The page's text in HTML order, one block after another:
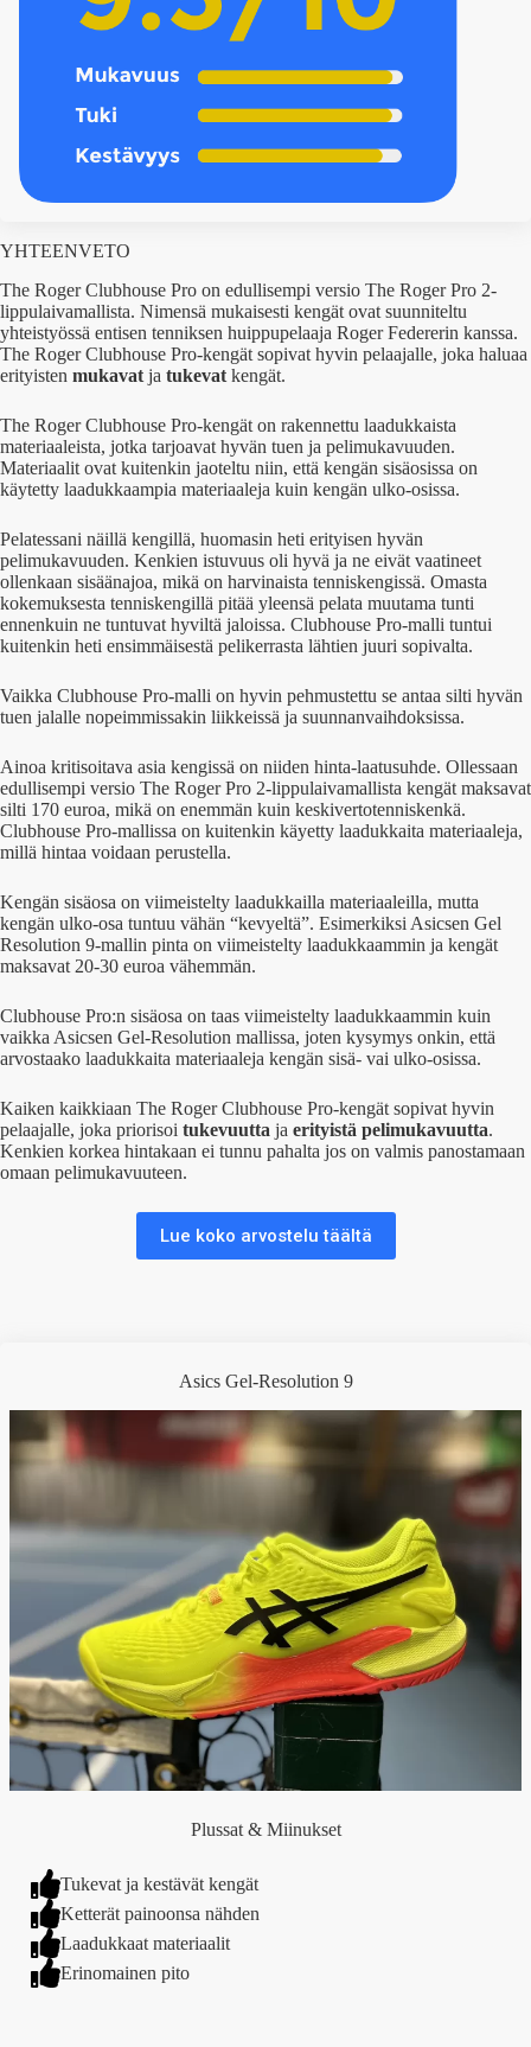
YHTEENVETO
The Roger Clubhouse Pro on edullisempi versio The Roger Pro 2-
lippulaivamallista. Nimensä mukaisesti kengät ovat suunniteltu
yhteistyössä entisen tenniksen huippupelaaja Roger Federerin kanssa.
The Roger Clubhouse Pro-kengät sopivat hyvin pelaajalle, joka haluaa
erityisten mukavat ja tukevat kengät.
The Roger Clubhouse Pro-kengät on rakennettu laadukkaista
materiaaleista, jotka tarjoavat hyvän tuen ja pelimukavuuden.
Materiaalit ovat kuitenkin jaoteltu niin, että kengän sisäosissa on
käytetty laadukkaampia materiaaleja kuin kengän ulko-osissa.
Pelatessani näillä kengillä, huomasin heti erityisen hyvän
pelimukavuuden. Kenkien istuvuus oli hyvä ja ne eivät vaatineet
ollenkaan sisäänajoa, mikä on harvinaista tenniskengissä. Omasta
kokemuksesta tenniskengillä pitää yleensä pelata muutama tunti
ennenkuin ne tuntuvat hyviltä jaloissa. Clubhouse Pro-malli tuntui
kuitenkin heti ensimmäisestä pelikerrasta lähtien juuri sopivalta.
Vaikka Clubhouse Pro-malli on hyvin pehmustettu se antaa silti hyvän
tuen jalalle nopeimmissakin liikkeissä ja suunnanvaihdoksissa.
Ainoa kritisoitava asia kengissä on niiden hinta-laatusuhde. Ollessaan
edullisempi versio The Roger Pro 2-lippulaivamallista kengät maksavat
silti 170 euroa, mikä on enemmän kuin keskivertotenniskenkä.
Clubhouse Pro-mallissa on kuitenkin käyetty laadukkaita materiaaleja,
millä hintaa voidaan perustella.
Kengän sisäosa on viimeistelty laadukkailla materiaaleilla, mutta
kengän ulko-osa tuntuu vähän “kevyeltä”. Esimerkiksi Asicsen Gel
Resolution 9-mallin pinta on viimeistelty laadukkaammin ja kengät
maksavat 20-30 euroa vähemmän.
Clubhouse Pro:n sisäosa on taas viimeistelty laadukkaammin kuin
vaikka Asicsen Gel-Resolution mallissa, joten kysymys onkin, että
arvostaako laadukkaita materiaaleja kengän sisä- vai ulko-osissa.
Kaiken kaikkiaan The Roger Clubhouse Pro-kengät sopivat hyvin
pelaajalle, joka priorisoi tukevuutta ja erityistä pelimukavuutta.
Kenkien korkea hintakaan ei tunnu pahalta jos on valmis panostamaan
omaan pelimukavuuteen.
Lue koko arvostelu täältä
Asics Gel-Resolution 9
Plussat & Miinukset
Tukevat ja kestävät kengät
Ketterät painoonsa nähden
Laadukkaat materiaalit
Erinomainen pito